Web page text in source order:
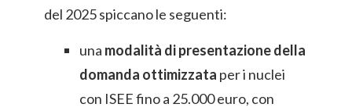
del 2025 spiccano le seguenti:
una modalità di presentazione della
domanda ottimizzata per i nuclei
con ISEE fino a 25.000 euro, con